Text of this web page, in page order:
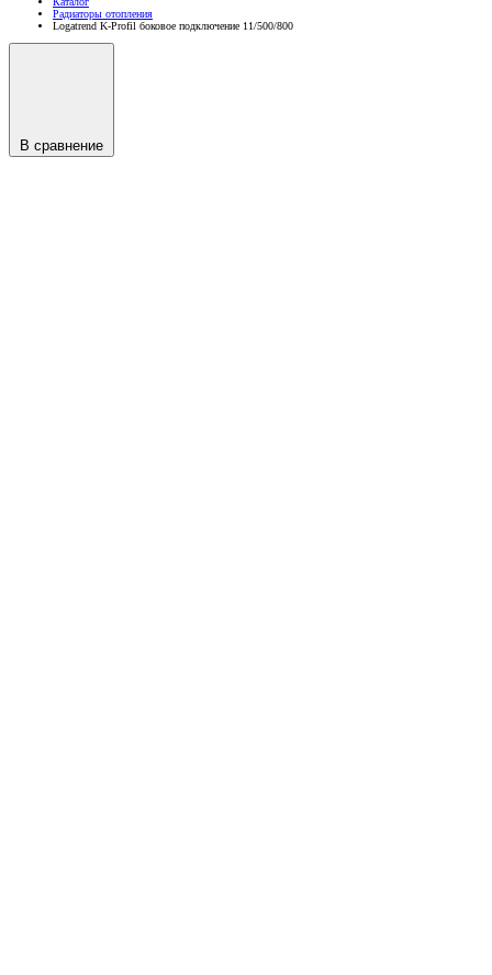
Радиаторы отопления
Logatrend K-Profil боковое подключение 11/500/800
В сравнение